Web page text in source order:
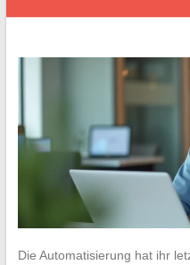
Die Automatisierung hat ihr